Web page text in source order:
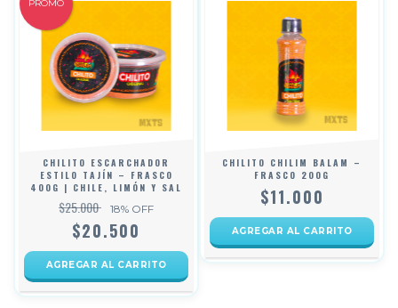
PROMO
CHILITO ESCARCHADOR
ESTILO TAJÍN – FRASCO
400G | CHILE, LIMÓN Y SAL
$25.000 18% OFF
$20.500
CHILITO CHILIM BALAM –
FRASCO 200G
$11.000